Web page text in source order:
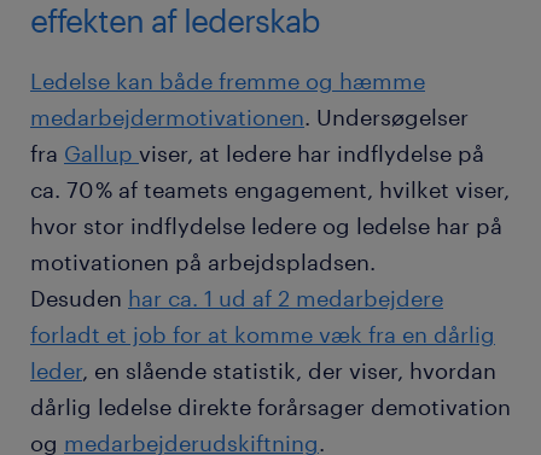
effekten af lederskab
Ledelse kan både fremme og hæmme
medarbejdermotivationen. Undersøgelser
fra Gallup viser, at ledere har indflydelse på
ca. 70 % af teamets engagement, hvilket viser,
hvor stor indflydelse ledere og ledelse har på
motivationen på arbejdspladsen.
Desuden har ca. 1 ud af 2 medarbejdere
forladt et job for at komme væk fra en dårlig
leder, en slående statistik, der viser, hvordan
dårlig ledelse direkte forårsager demotivation
og medarbejderudskiftning.